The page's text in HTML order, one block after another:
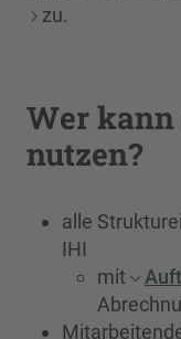
zu.
Wer kann
nutzen?
alle
IHI
mit